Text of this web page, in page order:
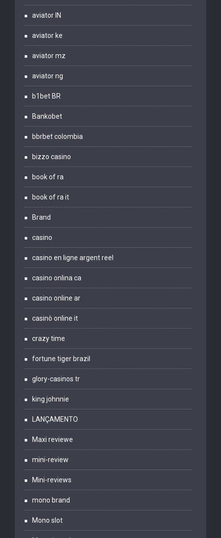
aviator IN
aviator ke
aviator mz
aviator ng
b1bet BR
Bankobet
bbrbet colombia
bizzo casino
book of ra
book of ra it
Brand
casino
casino en ligne argent reel
casino onlina ca
casino online ar
casinò online it
crazy time
fortune tiger brazil
glory-casinos tr
king johnnie
LANÇAMENTO
Maxi reviewe
mini-review
Mini-reviews
mono brand
Mono slot